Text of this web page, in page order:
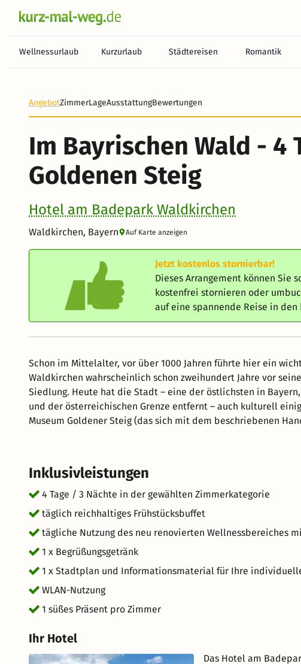
Wellnessurlaub Kurzurlaub Städtereisen Romantik
AngebotZimmerLageAusstattungBewertungen
Im Bayrischen Wald - 4
Goldenen Steig
Hotel am Badepark Waldkirchen
Waldkirchen, Bayern Auf Karte anzeigen
Jetzt kostenlos stornierbar!
Dieses Arrangement können Sie
kostenfrei stornieren oder
auf eine spannende Reise in
Schon im Mittelalter, vor über 1000 Jahren führte hier ein
Waldkirchen wahrscheinlich schon zweihundert Jahre vor
Siedlung. Heute hat die Stadt – eine der östlichsten in
und der österreichischen Grenze entfernt – auch kulturell
Museum Goldener Steig (das sich mit dem beschriebenen
Inklusivleistungen
4 Tage / 3 Nächte in der gewählten Zimmerkategorie
täglich reichhaltiges Frühstücksbuffet
tägliche Nutzung des neu renovierten Wellnessbereiches
1 x Begrüßungsgetränk
1 x Stadtplan und Informationsmaterial für Ihre
WLAN-Nutzung
1 süßes Präsent pro Zimmer
Ihr Hotel
Das Hotel am